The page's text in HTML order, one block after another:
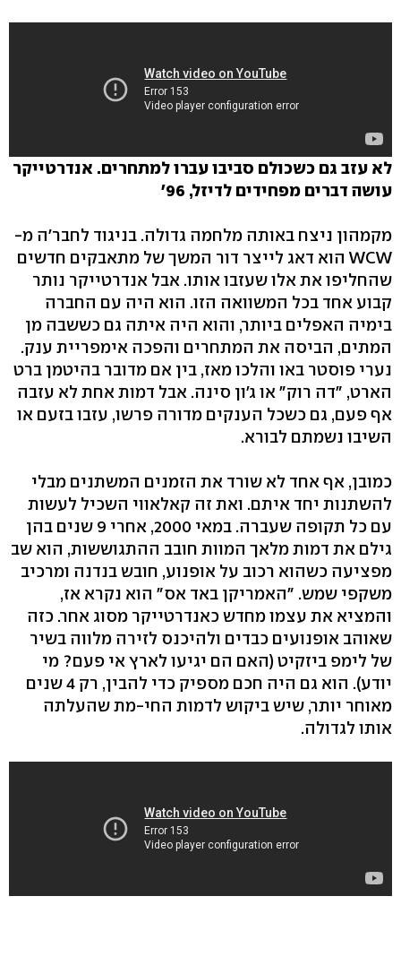
לא עזב גם כשכולם סביבו עברו למתחרים. אנדרטייקר
עושה דברים מפחידים לדיזל, 96'
מקמהון ניצח באותה מלחמה גדולה. בניגוד לחבר'ה מ-
WCW הוא דאג לייצר דור המשך של מתאבקים חדשים
שהחליפו את אלו שעזבו אותו. אבל אנדרטייקר נותר
קבוע אחד בכל המשוואה הזו. הוא היה עם החברה
בימיה האפלים ביותר, והוא היה איתה גם כששבה מן
המתים, הביסה את המתחרים והפכה אימפריית ענק.
נערי פוסטר באו והלכו מאז, בין אם מדובר בהיטמן ברט
הארט, "דה רוק" או ג'ון סינה. אבל דמות אחת לא עזבה
אף פעם, גם כשכל הענקים מדורה פרשו, עזבו בזעם או
השיבו נשמתם לבורא.
כמובן, אף אחד לא שורד את הזמנים המשתנים מבלי
להשתנות יחד איתם. ואת זה קאלאווי השכיל לעשות
עם כל תקופה שעברה. במאי 2000, אחרי 9 שנים בהן
גילם את דמות מלאך המוות חובב ההתגוששות, הוא שב
מפציעה כשהוא רכוב על אופנוע, חובש בנדנה ומרכיב
משקפי שמש. "האמריקן באד אס" הוא נקרא אז,
והמציא את עצמו מחדש כאנדרטייקר מסוג אחר. כזה
שאוהב אופנועים כבדים ולהיכנס לזירה מלווה בשיר
של לימפ ביזקיט (האם הם יגיעו לארץ אי פעם? מי
יודע). הוא גם היה חכם מספיק כדי להבין, רק 4 שנים
מאוחר יותר, שיש ביקוש לדמות החי-מת שהעלתה
אותו לגדולה.